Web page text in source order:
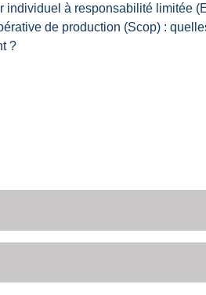
individuel à responsabilité limitée
de production (Scop) :
?